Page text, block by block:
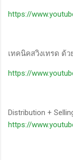
https://
เทคนิคสวิงเทรด ด้ว
https://
Distribution +
https://